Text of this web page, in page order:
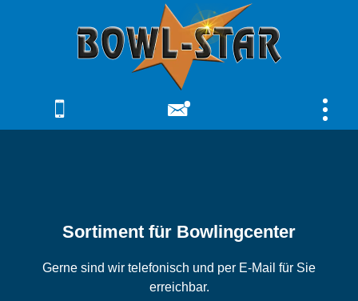
Sortiment für Bowlingcenter
Gerne sind wir telefonisch und per E-Mail für Sie
erreichbar.